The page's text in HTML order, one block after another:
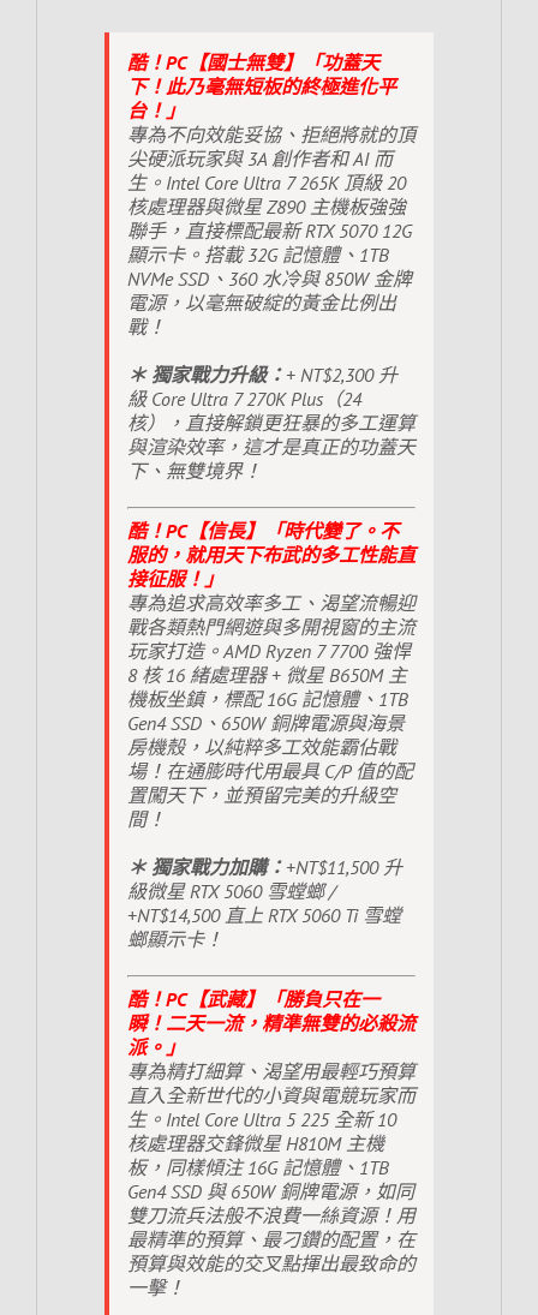
酷！PC【國士無雙】「功蓋天
下！此乃毫無短板的終極進化平
台！」
專為不向效能妥協、拒絕將就的頂
尖硬派玩家與 3A 創作者和 AI 而
生。Intel Core Ultra 7 265K 頂級 20
核處理器與微星 Z890 主機板強強
聯手，直接標配最新 RTX 5070 12G
顯示卡。搭載 32G 記憶體、1TB
NVMe SSD、360 水冷與 850W 金牌
電源，以毫無破綻的黃金比例出
戰！
＊ 獨家戰力升級： + NT$2,300 升
級 Core Ultra 7 270K Plus（24
核），直接解鎖更狂暴的多工運算
與渲染效率，這才是真正的功蓋天
下、無雙境界！
酷！PC【信長】「時代變了。不
服的，就用天下布武的多工性能直
接征服！」
專為追求高效率多工、渴望流暢迎
戰各類熱門網遊與多開視窗的主流
玩家打造。AMD Ryzen 7 7700 強悍
8 核 16 緒處理器 + 微星 B650M 主
機板坐鎮，標配 16G 記憶體、1TB
Gen4 SSD、650W 銅牌電源與海景
房機殼，以純粹多工效能霸佔戰
場！在通膨時代用最具 C/P 值的配
置闖天下，並預留完美的升級空
間！
＊ 獨家戰力加購： +NT$11,500 升
級微星 RTX 5060 雪螳螂 /
+NT$14,500 直上 RTX 5060 Ti 雪螳
螂顯示卡！
酷！PC【武藏】「勝負只在一
瞬！二天一流，精準無雙的必殺流
派。」
專為精打細算、渴望用最輕巧預算
直入全新世代的小資與電競玩家而
生。Intel Core Ultra 5 225 全新 10
核處理器交鋒微星 H810M 主機
板，同樣傾注 16G 記憶體、1TB
Gen4 SSD 與 650W 銅牌電源，如同
雙刀流兵法般不浪費一絲資源！用
最精準的預算、最刁鑽的配置，在
預算與效能的交叉點揮出最致命的
一擊！